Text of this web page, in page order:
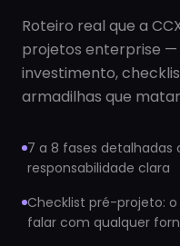
Roteiro real que a
projetos enterprise —
investimento,
armadilhas que
7 a 8 fases detalhadas
responsabilidade clara
Checklist pré-projeto:
falar com qualquer